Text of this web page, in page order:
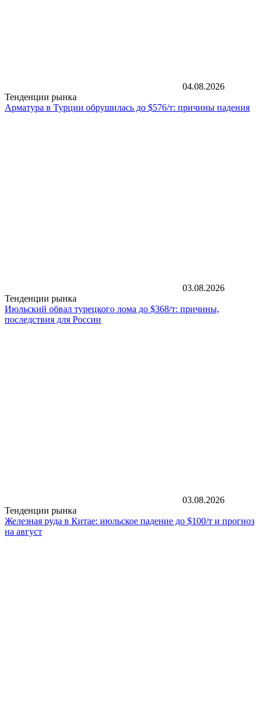
04.08.2026
Тенденции рынка
Арматура в Турции обрушилась до $576/т: причины падения
03.08.2026
Тенденции рынка
Июльский обвал турецкого лома до $368/т: причины,
последствия для России
03.08.2026
Тенденции рынка
Железная руда в Китае: июльское падение до $100/т и прогноз
на август